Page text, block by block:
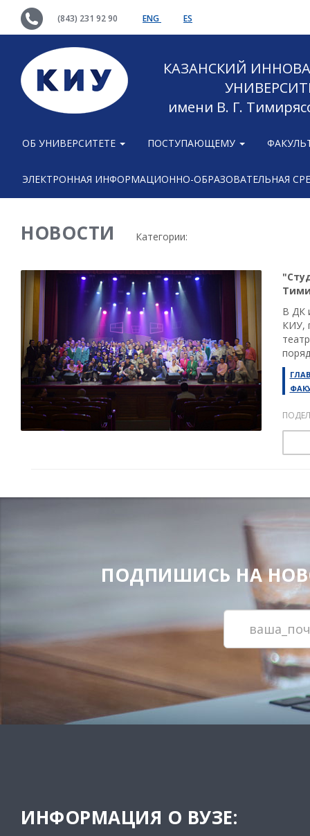
(843) 231 92 90 ENG ES
КАЗАНСКИЙ
имени В. Г.
ОБ УНИВЕРСИТЕТЕ ПОСТУПАЮЩЕМУ
ЭЛЕКТРОННАЯ ИНФОРМАЦИОННО-ОБРАЗОВАТЕЛЬНАЯ
НОВОСТИ Категории:
В ДК
КИУ,
ПОДПИШИСЬ НА
ИНФОРМАЦИЯ О ВУЗЕ: